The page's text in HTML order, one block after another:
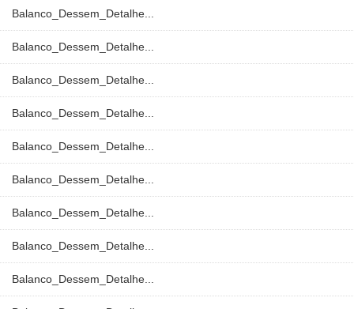
Balanco_Dessem_Detalhe...
Balanco_Dessem_Detalhe...
Balanco_Dessem_Detalhe...
Balanco_Dessem_Detalhe...
Balanco_Dessem_Detalhe...
Balanco_Dessem_Detalhe...
Balanco_Dessem_Detalhe...
Balanco_Dessem_Detalhe...
Balanco_Dessem_Detalhe...